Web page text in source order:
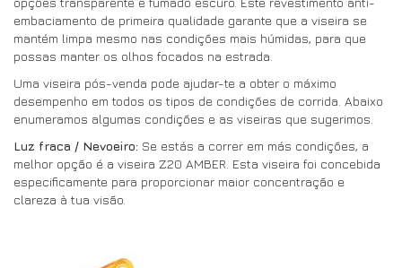
embaciamento de primeira qualidade garante que a viseira se
mantém limpa mesmo nas condições mais húmidas, para que
possas manter os olhos focados na estrada.
Uma viseira pós-venda pode ajudar-te a obter o máximo
desempenho em todos os tipos de condições de corrida. Abaixo
enumeramos algumas condições e as viseiras que sugerimos.
Luz fraca / Nevoeiro: Se estás a correr em más condições, a
melhor opção é a viseira Z20 AMBER. Esta viseira foi concebida
especificamente para proporcionar maior concentração e
clareza à tua visão.